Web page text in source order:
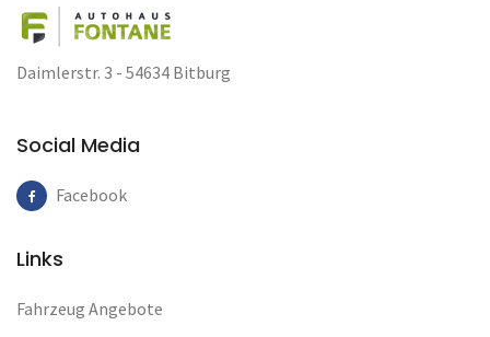
Daimlerstr. 3 - 54634 Bitburg
Social Media
Facebook
Links
Fahrzeug Angebote